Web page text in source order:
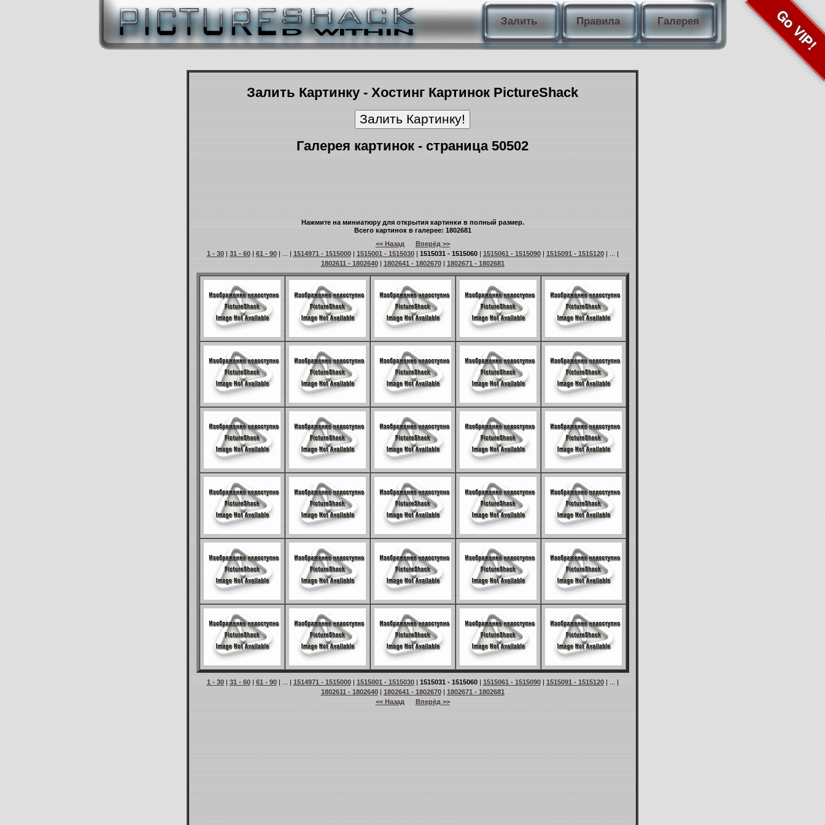
Залить Правила Галерея Go VIP!
Залить Картинку - Хостинг Картинок PictureShack
Галерея картинок - страница 50502
Нажмите на миниатюру для открытия картинки в полный размер.
Всего картинок в галерее: 1802681
<< Назад
Вперёд >>
1 - 30| 31 - 60| 61 - 90| ... | 1514971 - 1515000| 1515001 - 1515030| 1515031 - 1515060| 1515061 - 1515090| 1515091 - 1515120| ... |
1802611 - 1802640| 1802641 - 1802670| 1802671 - 1802681
1 - 30| 31 - 60| 61 - 90| ... | 1514971 - 1515000| 1515001 - 1515030| 1515031 - 1515060| 1515061 - 1515090| 1515091 - 1515120| ... |
1802611 - 1802640| 1802641 - 1802670| 1802671 - 1802681
<< Назад
Вперёд >>